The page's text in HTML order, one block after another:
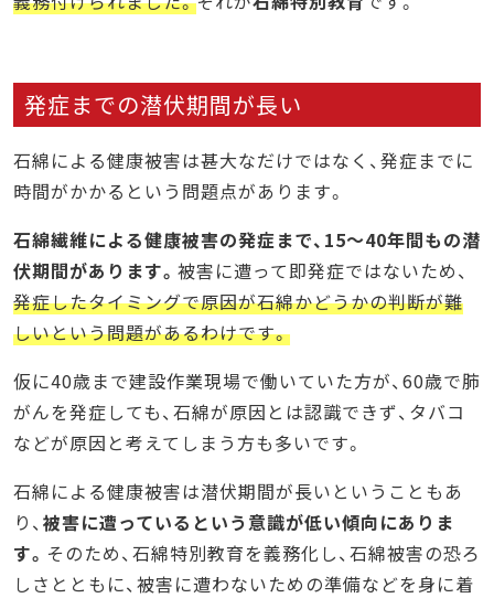
発症までの潜伏期間が長い
石綿による健康被害は甚大なだけではなく、発症までに
時間がかかるという問題点があります。
石綿繊維による健康被害の発症まで、15～40年間もの潜
伏期間があります。 被害に遭って即発症ではないため、
発症したタイミングで原因が石綿かどうかの判断が難
しいという問題があるわけです。
仮に40歳まで建設作業現場で働いていた方が、60歳で肺
がんを発症しても、石綿が原因とは認識できず、タバコ
などが原因と考えてしまう方も多いです。
石綿による健康被害は潜伏期間が長いということもあ
り、 被害に遭っているという意識が低い傾向にありま
す。 そのため、石綿特別教育を義務化し、石綿被害の恐ろ
しさとともに、被害に遭わないための準備などを身に着